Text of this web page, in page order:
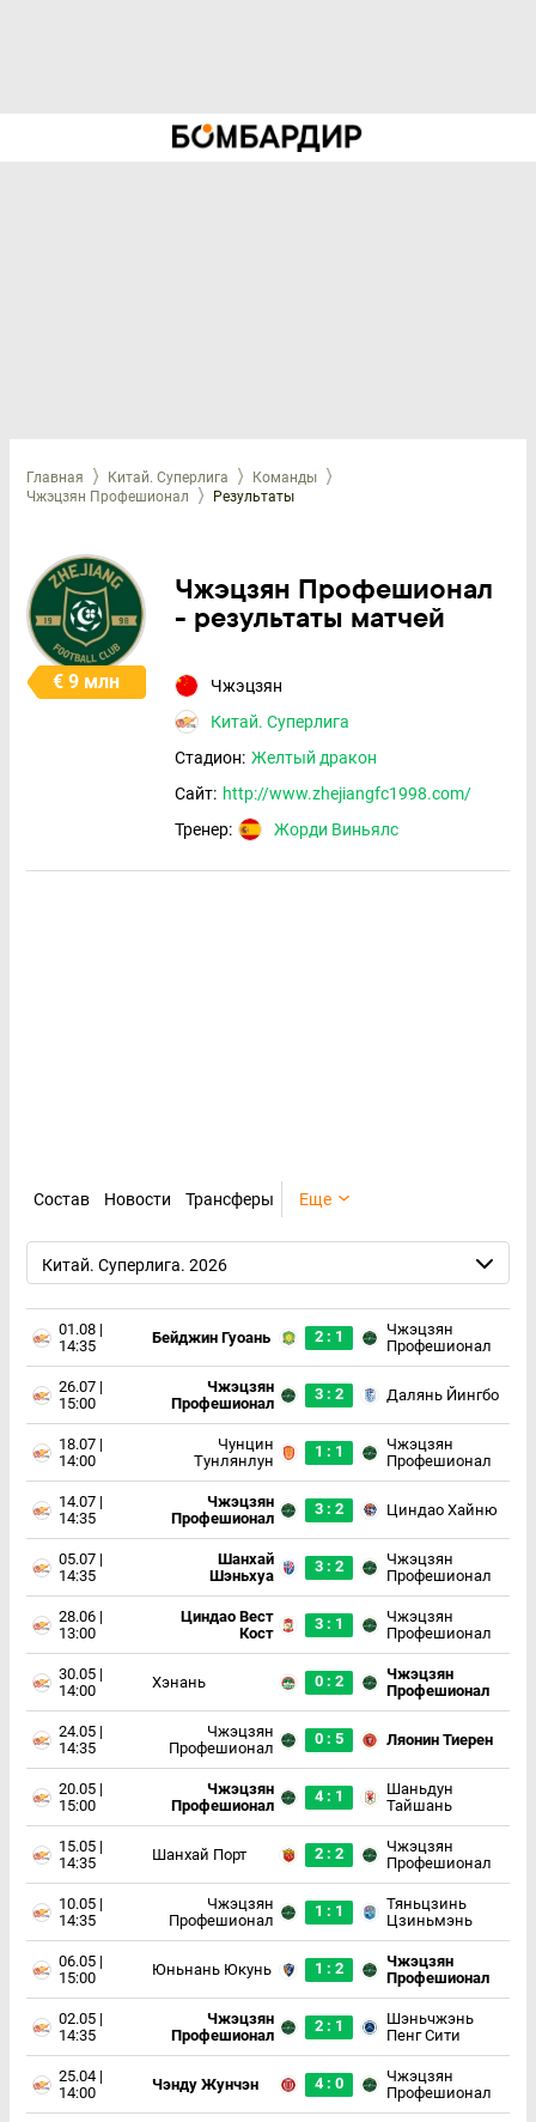
Главная Китай. Суперлига
Команды
Чжэцзян Профешионал
Результаты
€ 9 млн
Чжэцзян Профешионал
- результаты матчей
Чжэцзян
Китай. Суперлига
Стадион: Желтый дракон
Сайт: http://www.zhejiangfc1998.com/
Тренер:
Жорди Виньялс
Состав Новости Трансферы Еще
Китай. Суперлига. 2026
01.08 |
14:35
Бейджин Гуоань 2 : 1
Чжэцзян
Профешионал
26.07 |
15:00
Чжэцзян
Профешионал
3 : 2 Далянь Йингбо
18.07 |
14:00
Чунцин
Тунлянлун
1 : 1
Чжэцзян
Профешионал
14.07 |
14:35
Чжэцзян
Профешионал
3 : 2 Циндао Хайню
05.07 |
14:35
Шанхай
Шэньхуа
3 : 2
Чжэцзян
Профешионал
28.06 |
13:00
Циндао Вест
Кост
3 : 1
Чжэцзян
Профешионал
30.05 |
14:00
Хэнань 0 : 2
Чжэцзян
Профешионал
24.05 |
14:35
Чжэцзян
Профешионал
0 : 5 Ляонин Тиерен
20.05 |
15:00
Чжэцзян
Профешионал
4 : 1
Шаньдун
Тайшань
15.05 |
14:35
Шанхай Порт 2 : 2
Чжэцзян
Профешионал
10.05 |
14:35
Чжэцзян
Профешионал
1 : 1
Тяньцзинь
Цзиньмэнь
06.05 |
15:00
Юньнань Юкунь 1 : 2
Чжэцзян
Профешионал
02.05 |
14:35
Чжэцзян
Профешионал
2 : 1
Шэньчжэнь
Пенг Сити
25.04 |
14:00
Чэнду Жунчэн 4 : 0
Чжэцзян
Профешионал